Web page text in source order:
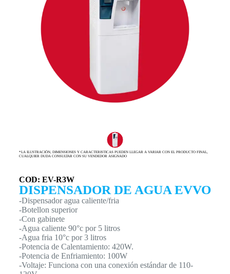
*LA ILUSTRACIÓN, DIMENSIONES Y CARACTERISTICAS PUEDEN LLEGAR A VARIAR CON EL PRODUCTO FINAL,
CUALQUIER DUDA CONSULTAR CON SU VENDEDOR ASIGNADO
COD: EV-R3W
DISPENSADOR DE AGUA EVVO
-Dispensador agua caliente/fria
-Botellon superior
-Con gabinete
-Agua caliente 90°c por 5 litros
-Agua fria 10°c por 3 litros
-Potencia de Calentamiento: 420W.
-Potencia de Enfriamiento: 100W
-Voltaje: Funciona con una conexión estándar de 110-